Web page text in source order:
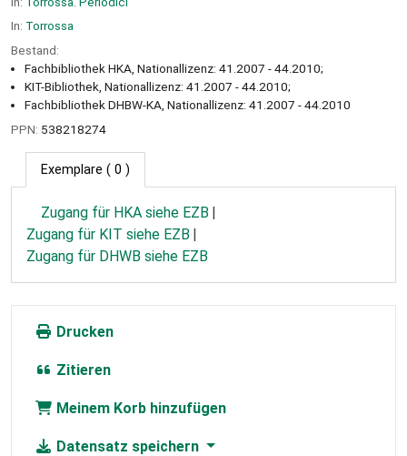
In: Torrossa
Bestand:
Fachbibliothek HKA, Nationallizenz: 41.2007 - 44.2010;
KIT-Bibliothek, Nationallizenz: 41.2007 - 44.2010;
Fachbibliothek DHBW-KA, Nationallizenz: 41.2007 - 44.2010
PPN: 538218274
Exemplare ( 0 )
Zugang für HKA siehe EZB
Zugang für KIT siehe EZB
Zugang für DHWB siehe EZB
Drucken
Zitieren
Meinem Korb hinzufügen
Datensatz speichern